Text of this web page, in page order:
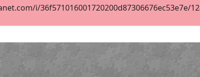
i/36f571016001720200d87306676ec53e7e/